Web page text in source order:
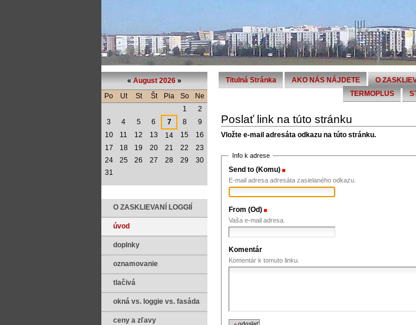
Titulná Stránka AKO NÁS NÁJDETE O
TERMOPLUS
Poslať link na túto stránku
Vložte e-mail adresáta odkazu na túto stránku.
Info k adrese
Send to (Komu)
E-mail adresa adresáta zasielaného odkazu.
From (Od)
Vaša e-mail adresa.
Komentár
Komentár k tomuto linku.
«August 2026»
Po Ut St Št Pia So
Ne
1
2
3
4 5 6 7 8
9
10
11 12 13 14 15
16
17
18 19 20 21 22
23
24
25 26 27 28 29
30
31
O ZASKLIEVANÍ LOGGIÍ
úvod
doplnky
oznamovanie
tlačivá
okná vs. loggie vs. fasáda
ceny a zľavy